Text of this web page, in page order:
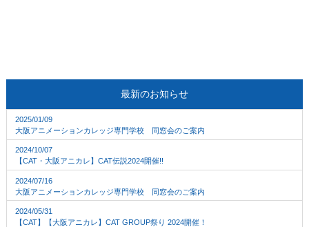
最新のお知らせ
2025/01/09
大阪アニメーションカレッジ専門学校 同窓会のご案内
2024/10/07
【CAT・大阪アニカレ】CAT伝説2024開催!!
2024/07/16
大阪アニメーションカレッジ専門学校 同窓会のご案内
2024/05/31
【CAT】【大阪アニカレ】CAT GROUP祭り 2024開催！